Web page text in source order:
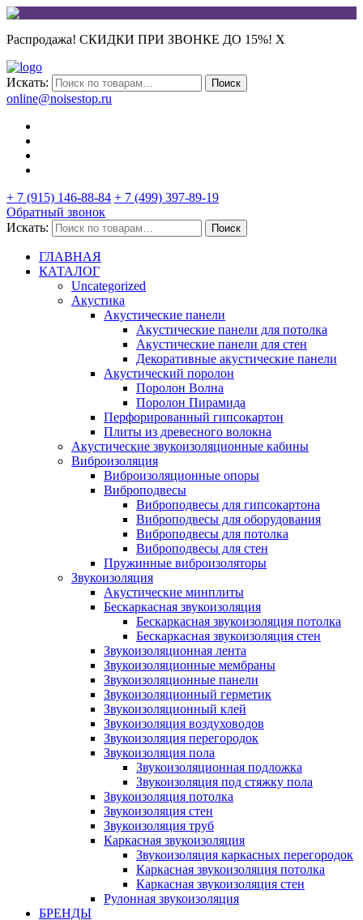
Распродажа! СКИДКИ ПРИ ЗВОНКЕ ДО 15%! X
Искать: Поиск
online@noisestop.ru
+ 7 (915) 146-88-84 + 7 (499) 397-89-19
Обратный звонок
Искать:
Поиск
ГЛАВНАЯ
КАТАЛОГ
Uncategorized
Акустика
Акустические панели
Акустические панели для потолка
Акустические панели для стен
Декоративные акустические панели
Акустический поролон
Поролон Волна
Поролон Пирамида
Перфорированный гипсокартон
Плиты из древесного волокна
Акустические звукоизоляционные кабины
Виброизоляция
Виброизоляционные опоры
Виброподвесы
Виброподвесы для гипсокартона
Виброподвесы для оборудования
Виброподвесы для потолка
Виброподвесы для стен
Пружинные виброизоляторы
Звукоизоляция
Акустические минплиты
Бескаркасная звукоизоляция
Бескаркасная звукоизоляция потолка
Бескаркасная звукоизоляция стен
Звукоизоляционная лента
Звукоизоляционные мембраны
Звукоизоляционные панели
Звукоизоляционный герметик
Звукоизоляционный клей
Звукоизоляция воздуховодов
Звукоизоляция перегородок
Звукоизоляция пола
Звукоизоляционная подложка
Звукоизоляция под стяжку пола
Звукоизоляция потолка
Звукоизоляция стен
Звукоизоляция труб
Каркасная звукоизоляция
Звукоизоляция каркасных перегородок
Каркасная звукоизоляция потолка
Каркасная звукоизоляция стен
Рулонная звукоизоляция
БРЕНДЫ